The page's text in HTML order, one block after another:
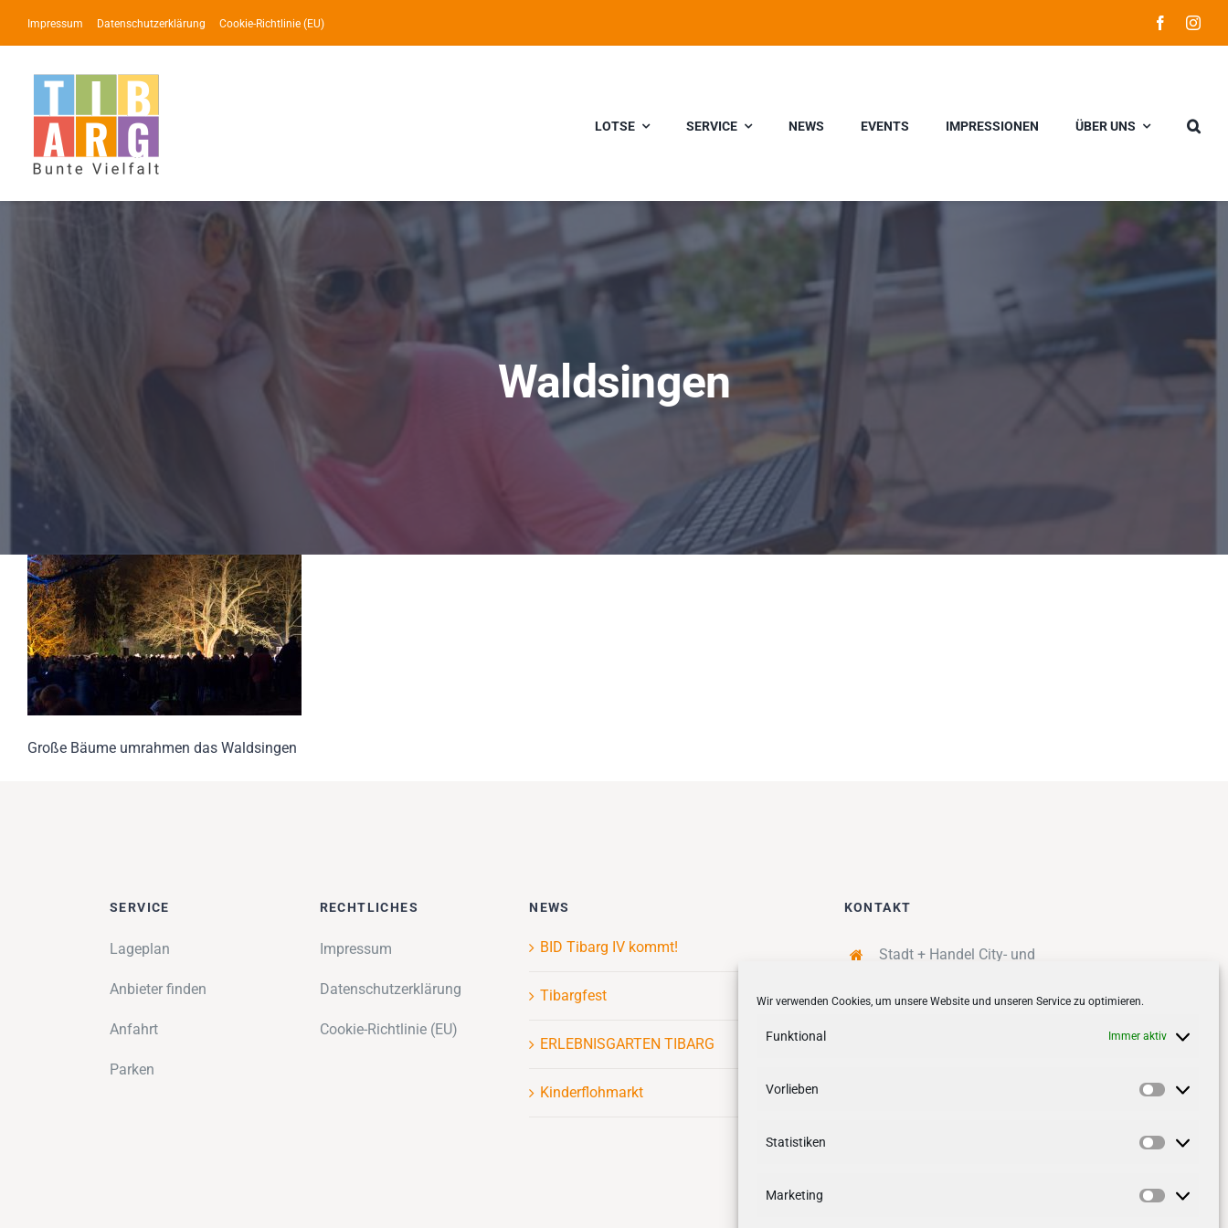
Wir verwenden Cookies, um unsere Website und unseren Service zu optimieren.
Funktional Immer aktiv
Vorlieben
Statistiken
Marketing
Inhalt
springen
Impressum Datenschutzerklärung Cookie-Richtlinie (EU)
LOTSE SERVICE NEWS EVENTS IMPRESSIONEN ÜBER UNS
Waldsingen
Große Bäume umrahmen das Waldsingen
SERVICE
Lageplan
Anbieter finden
Anfahrt
Parken
RECHTLICHES
Impressum
Datenschutzerklärung
Cookie-Richtlinie (EU)
NEWS
BID Tibarg IV kommt!
Tibargfest
ERLEBNISGARTEN TIBARG
Kinderflohmarkt
KONTAKT
Stadt + Handel City- und
Quartiersmanagement